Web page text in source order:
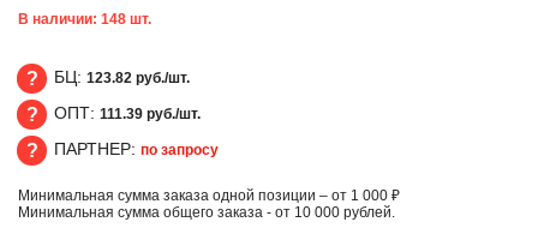
В наличии: 148 шт.
БЦ
БЦ: 123.82 руб./шт.
ОПТ
ОПТ: 111.39 руб./шт.
ПАРТНЕР
ПАРТНЕР: по запросу
Минимальная сумма заказа одной позиции – от 1 000 ₽
Минимальная сумма общего заказа - от 10 000 рублей.